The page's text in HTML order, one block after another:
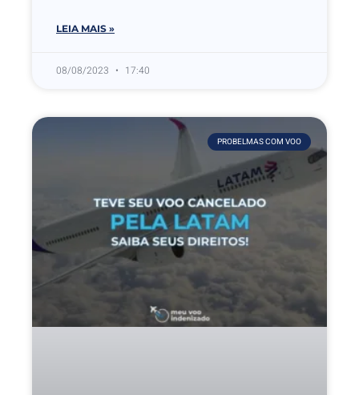
LEIA MAIS »
08/08/2023 17:40
PROBELMAS COM VOO